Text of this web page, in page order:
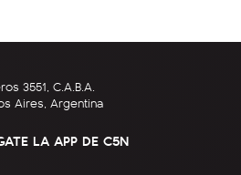
3551, C.A.B.A.
Aires, Argentina
LA APP DE C5N